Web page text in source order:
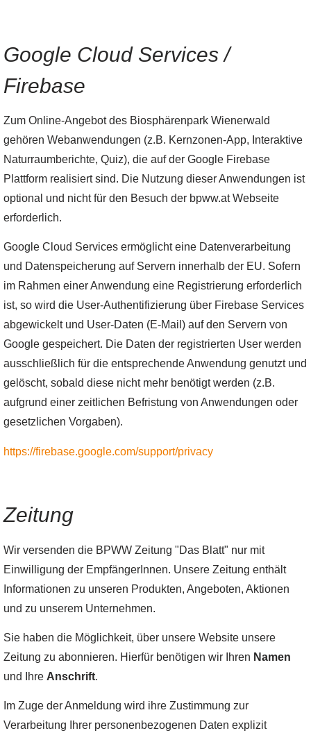
Google Cloud Services /
Firebase
Zum Online-Angebot des Biosphärenpark Wienerwald
gehören Webanwendungen (z.B. Kernzonen-App, Interaktive
Naturraumberichte, Quiz), die auf der Google Firebase
Plattform realisiert sind. Die Nutzung dieser Anwendungen ist
optional und nicht für den Besuch der bpww.at Webseite
erforderlich.
Google Cloud Services ermöglicht eine Datenverarbeitung
und Datenspeicherung auf Servern innerhalb der EU. Sofern
im Rahmen einer Anwendung eine Registrierung erforderlich
ist, so wird die User-Authentifizierung über Firebase Services
abgewickelt und User-Daten (E-Mail) auf den Servern von
Google gespeichert. Die Daten der registrierten User werden
ausschließlich für die entsprechende Anwendung genutzt und
gelöscht, sobald diese nicht mehr benötigt werden (z.B.
aufgrund einer zeitlichen Befristung von Anwendungen oder
gesetzlichen Vorgaben).
https://firebase.google.com/support/privacy
Zeitung
Wir versenden die BPWW Zeitung "Das Blatt" nur mit
Einwilligung der EmpfängerInnen. Unsere Zeitung enthält
Informationen zu unseren Produkten, Angeboten, Aktionen
und zu unserem Unternehmen.
Sie haben die Möglichkeit, über unsere Website unsere
Zeitung zu abonnieren. Hierfür benötigen wir Ihren Namen
und Ihre Anschrift.
Im Zuge der Anmeldung wird ihre Zustimmung zur
Verarbeitung Ihrer personenbezogenen Daten explizit